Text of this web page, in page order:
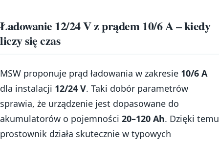
Ładowanie 12/24 V z prądem 10/6 A – kiedy
liczy się czas
MSW proponuje prąd ładowania w zakresie 10/6 A
dla instalacji 12/24 V. Taki dobór parametrów
sprawia, że urządzenie jest dopasowane do
akumulatorów o pojemności 20–120 Ah. Dzięki temu
prostownik działa skutecznie w typowych